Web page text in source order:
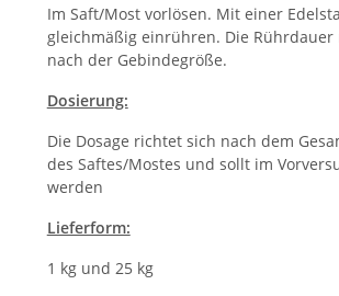
Im Saft/Most vorlösen. Mit einer
gleichmäßig einrühren. Die Rührdauer
nach der Gebindegröße.
Dosierung:
Die Dosage richtet sich nach dem
des Saftes/Mostes und sollt im
werden
Lieferform:
1 kg und 25 kg